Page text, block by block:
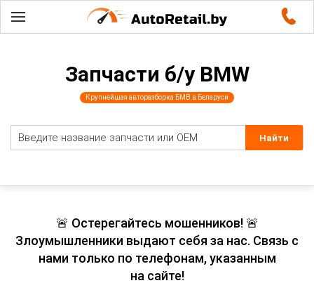
Запчасти б/у BMW
Крупнейшая авторазборка БМВ в Беларуси
🚨 Остерегайтесь мошенников! 🚨
Злоумышленники выдают себя за нас. Связь с
нами только по телефонам, указанным
на сайте!